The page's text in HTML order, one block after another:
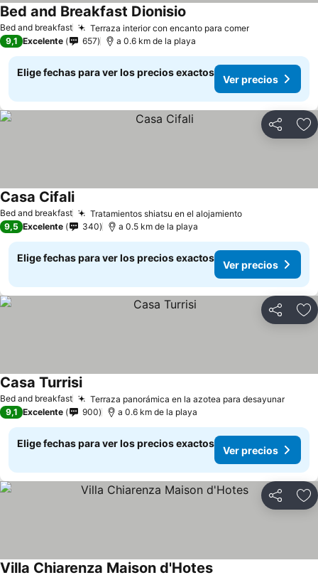
Bed and breakfast Terraza interior con encanto para comer
Bed and Breakfast Dionisio
9,1 Excelente 657 a 0.6 km de la playa
Elige fechas para ver los precios exactos
Ver precios
Compartir
Bed and breakfast Tratamientos shiatsu en el alojamiento
Casa Cifali
9,5 Excelente 340 a 0.5 km de la playa
Elige fechas para ver los precios exactos
Ver precios
Compartir
Bed and breakfast Terraza panorámica en la azotea para desayunar
Casa Turrisi
9,1 Excelente 900 a 0.6 km de la playa
Elige fechas para ver los precios exactos
Ver precios
Compartir
Villa Chiarenza Maison d'Hotes